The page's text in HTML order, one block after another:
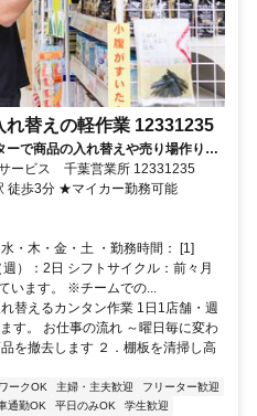
替えの軽作業 12331235
で商品の入れ替えや売り場作りを
ービス 千葉営業所 12331235
徒歩3分 ★マイカー勤務可能
・木・金・土 ・勤務時間： [1]
）：2日 シフトサイクル：前々月
います。 ※チームでの...
替えるカンタン作業 1日1店舗・週
す。 お仕事の流れ ～曜日毎に変わ
を撤去します ２．棚板を清掃し高
ークOK 主婦・主夫歓迎
フリーター歓迎
通勤OK 平日のみOK
学生歓迎